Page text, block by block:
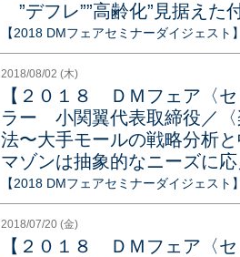
”デフレ””高齢化”見据えた
【2018 DMフェアセミナーダイジェスト】
2018/08/02 (木)
【２０１８ ＤＭフェア〈
ラー 小関翼代表取締役／〈
法〜大手モールの戦略分析
マゾンは抽象的なニーズに
【2018 DMフェアセミナーダイジェスト】
2018/07/20 (金)
【２０１８ ＤＭフェア〈